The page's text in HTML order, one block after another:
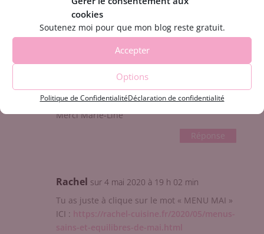
cookies
Soutenez moi pour que mon blog reste gratuit.
Accepter
Options
Politique de ConfidentialitéDéclaration de confidentialité
cuisine.fr/2020/05/menus-sains-et-
equilibres-de-mai.html
« menus mai », bonne soirée
Rachel sur 4 mai 2020 à 19 h 02 min
Merci Marie-Line
Réponse
Rachel sur 4 mai 2020 à 19 h 02 min
Tu as juste à clique sur le mot « MENU MAI »
ICI : https://rachel-cuisine.fr/2020/05/menus-
sains-et-equilibres-de-mai.html